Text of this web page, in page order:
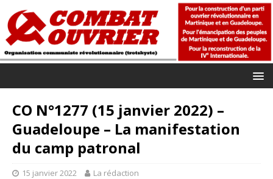
CO N°1277 (15 janvier 2022) –
Guadeloupe – La manifestation
du camp patronal
15 janvier 2022 La rédaction